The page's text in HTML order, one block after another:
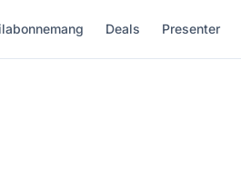
Deals Presenter